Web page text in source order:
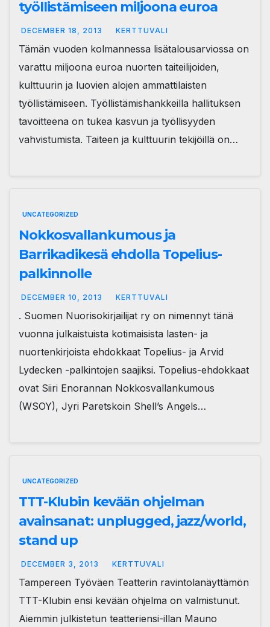
työllistämiseen miljoona euroa
DECEMBER 18, 2013 KERTTUVALI
Tämän vuoden kolmannessa lisätalousarviossa on
varattu miljoona euroa nuorten taiteilijoiden,
kulttuurin ja luovien alojen ammattilaisten
työllistämiseen. Työllistämishankkeilla hallituksen
tavoitteena on tukea kasvun ja työllisyyden
vahvistumista. Taiteen ja kulttuurin tekijöillä on…
UNCATEGORIZED
Nokkosvallankumous ja
Barrikadikesä ehdolla Topelius-
palkinnolle
DECEMBER 10, 2013 KERTTUVALI
. Suomen Nuorisokirjailijat ry on nimennyt tänä
vuonna julkaistuista kotimaisista lasten- ja
nuortenkirjoista ehdokkaat Topelius- ja Arvid
Lydecken -palkintojen saajiksi. Topelius-ehdokkaat
ovat Siiri Enorannan Nokkosvallankumous
(WSOY), Jyri Paretskoin Shell’s Angels…
UNCATEGORIZED
TTT-Klubin kevään ohjelman
avainsanat: unplugged, jazz/world,
stand up
DECEMBER 3, 2013 KERTTUVALI
Tampereen Työväen Teatterin ravintolanäyttämön
TTT-Klubin ensi kevään ohjelma on valmistunut.
Aiemmin julkistetun teatteriensi-illan Mauno